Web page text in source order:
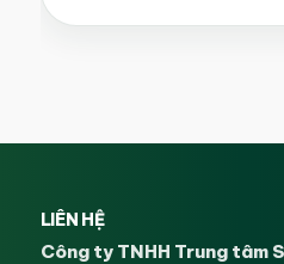
LIÊN HỆ
Công ty TNHH Trung tâm